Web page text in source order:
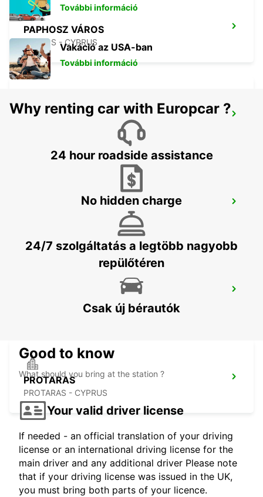
PAPHOSZ VÁROS
PAPHOS - CYPRUS
NICOSIA
LARNACA VÁROS
LARNACA REPÜLOTÉR
LARNACA - CYPRUS
PROTARAS
PROTARAS - CYPRUS
További információ
Vakáció az USA-ban
További információ
Why renting car with Europcar ?
24 hour roadside assistance
No hidden charge
24/7 szolgáltatás a legtöbb nagyobb
repülőtéren
Csak új bérautók
Good to know
What should you bring at the station ?
Your valid driver license
If needed - an official translation of your driving
license or an international driving license for the
main driver and any additional driver Please note
that if your driving license was issued in the UK,
you must bring both parts of your licence.